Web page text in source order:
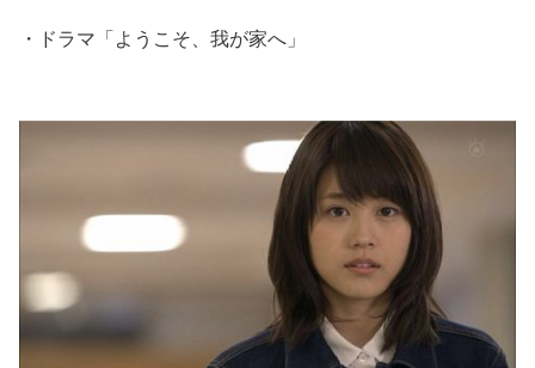
・ ドラマ「ようこそ、我が家へ」